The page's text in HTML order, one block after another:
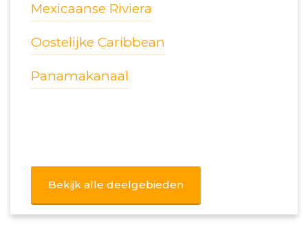
Mexicaanse Riviera
Oostelijke Caribbean
Panamakanaal
Bekijk alle deelgebieden